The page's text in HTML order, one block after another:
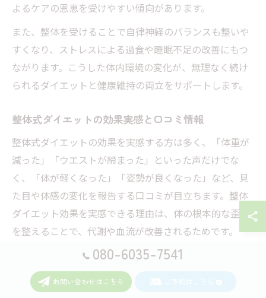
よるケアの恩恵を受けやすい傾向があります。
また、整体を受けることで自律神経のバランスも整いや
すくなり、ストレスによる過食や睡眠不足の改善にもつ
ながります。こうした体内環境の変化が、無理なく続け
られるダイエットと健康維持の両立をサポートします。
整体式ダイエットの効果実感と口コミ情報
整体式ダイエットの効果を実感する方は多く、「体重が
減った」「ウエストが締まった」といった声だけでな
く、「体が軽くなった」「姿勢が良くなった」など、見
た目や体感の変化を報告する口コミが目立ちます。整体
ダイエット効果を実感できる理由は、体の根本的な歪み
を整えることで、代謝や血流が改善されるためです。
口コミ情報によると、食事制限や運動に比べ、無理なく
続けられることや、肩こり・腰痛などの不調も同時に改
善できる点が高く評価されています。また、リバウンド
080-6035-7541
お問い合わせはこちら